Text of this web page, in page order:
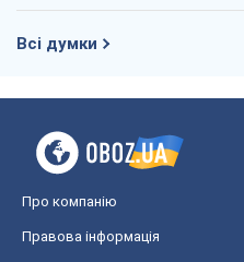
Всі думки
Про компанію
Правова інформація